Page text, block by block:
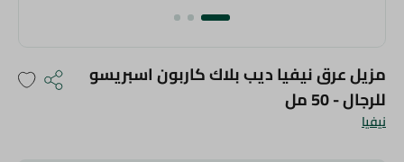
نيفيا
مزيل عرق نيفيا ديب بلاك كاربون اسبريسو
للرجال - 50 مل